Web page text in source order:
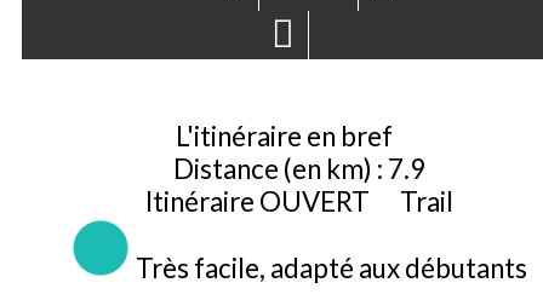
L'itinéraire en bref
Distance (en km) : 7.9
Itinéraire OUVERT
Trail
Très facile, adapté aux débutants